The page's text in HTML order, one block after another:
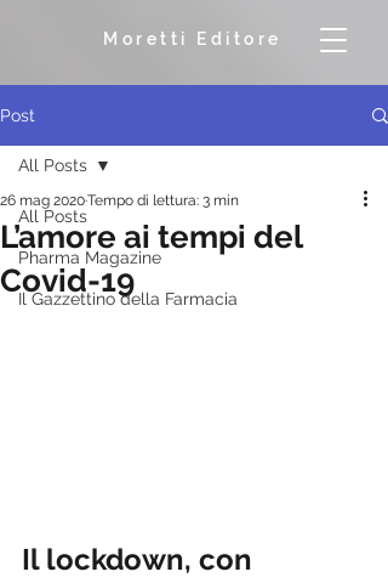
Moretti Editore
Post
All Posts
Pharma Magazine
Il Gazzettino della Farmacia
All Posts
L’amore ai tempi del
Covid-19
26 mag 2020Tempo di lettura: 3 min
Il lockdown, con